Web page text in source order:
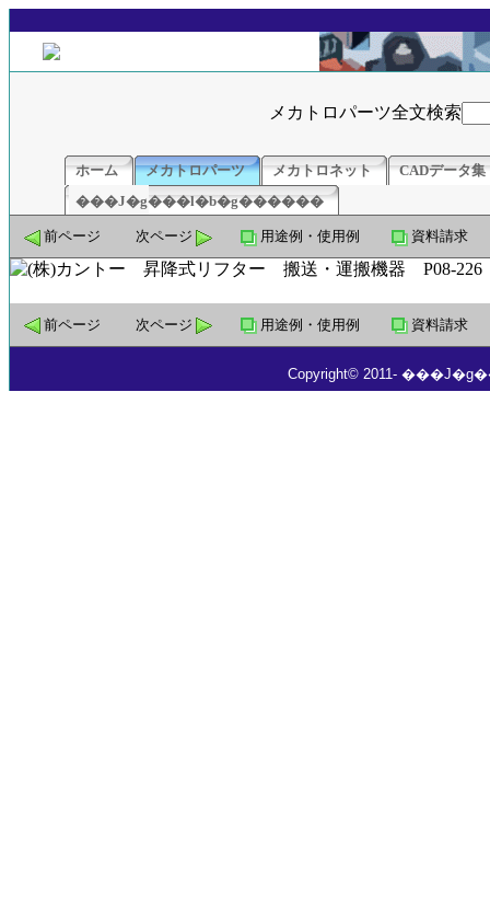
メカトロパーツ全文検索
ホーム メカトロパーツ メカトロネット
CADデータ集
���J�g���l�b�g������
前ページ 次ページ 用途例・使用例 資料請求
前ページ 次ページ 用途例・使用例 資料請求
Copyright© 2011-